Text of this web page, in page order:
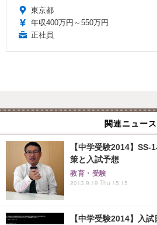
東京都
年収400万円～550万円
正社員
関連ニュース
【中学受験2014】SS-
策と入試予想
教育・受験
2013.9.19 Thu 15:15
【中学受験2014】入